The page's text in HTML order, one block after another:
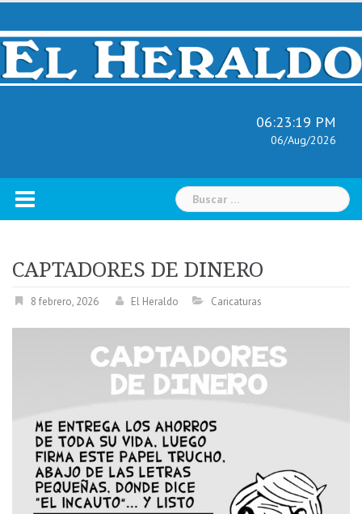
Skip
content
06:23:20 PM
06/Aug/2026
Buscar:
CAPTADORES DE DINERO
8 febrero, 2026 El Heraldo Caricaturas